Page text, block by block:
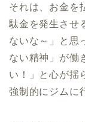
それは、お金を
駄金を発生させ
ないな～」と思
ない精神」が働
い！」と心が揺
強制的にジムに